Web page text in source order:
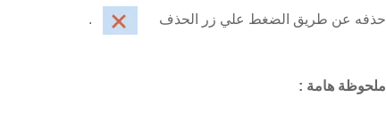
حذفه عن طريق الضغط علي زر الحذف
.
ملحوظة هامة :